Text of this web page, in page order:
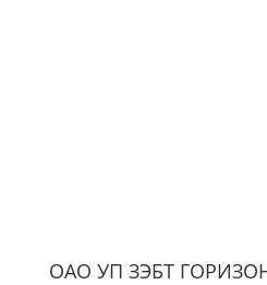
ОАО УП ЗЭБТ